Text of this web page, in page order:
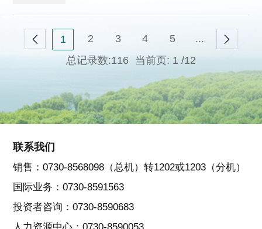
1 2 3 4 5
...
总记录数:116
当前页: 1 /12
联系我们
销售：0730-8568098（总机）转1202或1203（分机）
国际业务：0730-8591563
投资者咨询：0730-8590683